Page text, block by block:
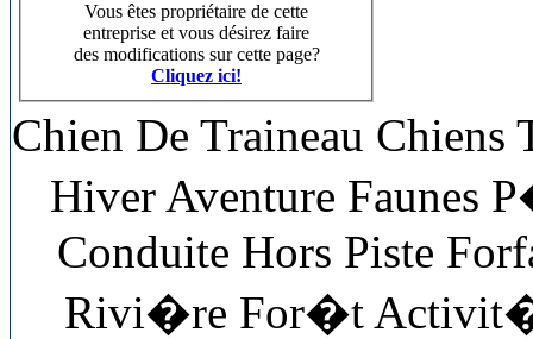
Vous êtes propriétaire de cette
entreprise et vous désirez faire
des modifications sur cette page?
Cliquez ici!
Chien De Traineau
Hiver Aventure Faunes
Conduite Hors Piste
Rivi�re For�t Activit�